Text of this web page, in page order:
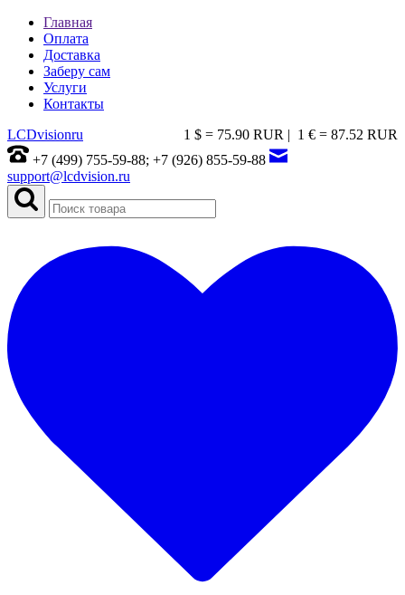
Главная
Оплата
Доставка
Заберу сам
Услуги
Контакты
1 € = 87.52 RUR
1 $ = 75.90 RUR |
LCDvisionru
+7 (499) 755-59-88; +7 (926) 855-59-88
support@lcdvision.ru